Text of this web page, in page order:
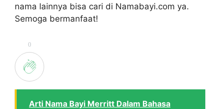
nama lainnya bisa cari di Namabayi.com ya.
Semoga bermanfaat!
0
Arti Nama Bayi Merritt Dalam Bahasa